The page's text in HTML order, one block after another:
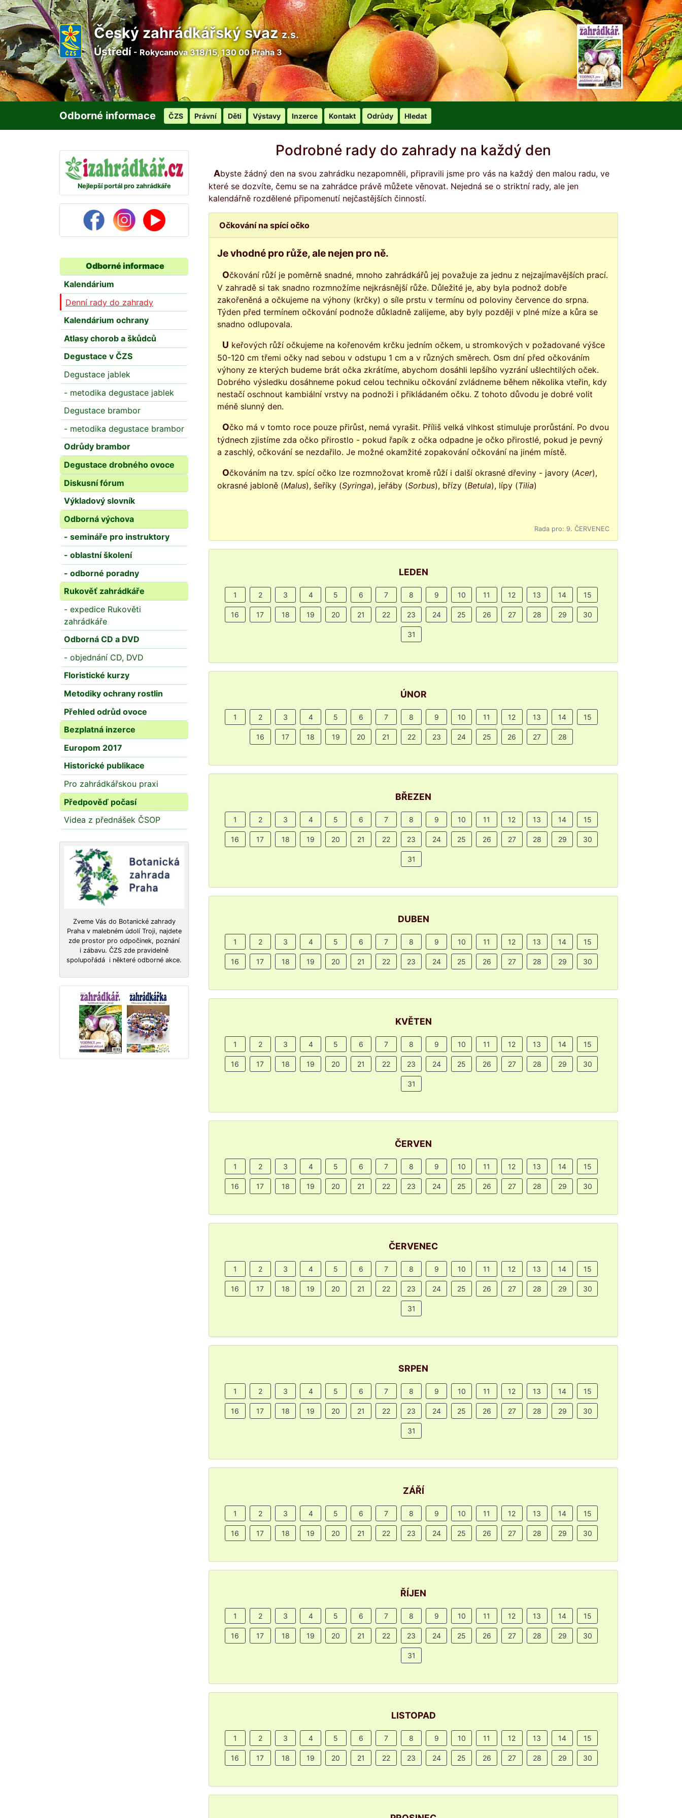
Český zahrádkářský svazz.s.
Ústředí - Rokycanova 318/15, 130 00 Praha 3
Odborné informace ČZS Právní Děti Výstavy Inzerce Kontakt Odrůdy Hledat
Nejlepší portál pro zahrádkáře
Odborné informace
Kalendárium
Denní rady do zahrady
Kalendárium ochrany
Atlasy chorob a škůdců
Degustace v ČZS
Degustace jablek
- metodika degustace jablek
Degustace brambor
- metodika degustace brambor
Odrůdy brambor
Degustace drobného ovoce
Diskusní fórum
Výkladový slovník
Odborná výchova
- semináře pro instruktory
- oblastní školení
- odborné poradny
Rukověť zahrádkáře
- expedice Rukověti
zahrádkáře
Odborná CD a DVD
- objednání CD, DVD
Floristické kurzy
Metodiky ochrany rostlin
Přehled odrůd ovoce
Bezplatná inzerce
Europom 2017
Historické publikace
Pro zahrádkářskou praxi
Předpověď počasí
Videa z přednášek ČSOP
Zveme Vás do Botanické zahrady
Praha v malebném údolí Troji, najdete
zde prostor pro odpočinek, poznání
i zábavu. ČZS zde pravidelně
spolupořádá i některé odborné akce.
Podrobné rady do zahrady na každý den
Abyste žádný den na svou zahrádku nezapomněli, připravili jsme pro vás na každý den malou radu, ve
které se dozvíte, čemu se na zahrádce právě můžete věnovat. Nejedná se o striktní rady, ale jen
kalendářně rozdělené připomenutí nejčastějších činností.
Očkování na spící očko
Je vhodné pro růže, ale nejen pro ně.
Očkování růží je poměrně snadné, mnoho zahrádkářů jej považuje za jednu z nejzajímavějších prací.
V zahradě si tak snadno rozmnožíme nejkrásnější růže. Důležité je, aby byla podnož dobře
zakořeněná a očkujeme na výhony (krčky) o síle prstu v termínu od poloviny července do srpna.
Týden před termínem očkování podnože důkladně zalijeme, aby byly později v plné míze a kůra se
snadno odlupovala.
U keřových růží očkujeme na kořenovém krčku jedním očkem, u stromkových v požadované výšce
50-120 cm třemi očky nad sebou v odstupu 1 cm a v různých směrech. Osm dní před očkováním
výhony ze kterých budeme brát očka zkrátíme, abychom dosáhli lepšího vyzrání ušlechtilých oček.
Dobrého výsledku dosáhneme pokud celou techniku očkování zvládneme během několika vteřin, kdy
nestačí oschnout kambiální vrstvy na podnoži i přikládaném očku. Z tohoto důvodu je dobré volit
méně slunný den.
Očko má v tomto roce pouze přirůst, nemá vyrašit. Příliš velká vlhkost stimuluje prorůstání. Po dvou
týdnech zjistíme zda očko přirostlo - pokud řapík z očka odpadne je očko přirostlé, pokud je pevný
a zaschlý, očkování se nezdařilo. Je možné okamžité zopakování očkování na jiném místě.
Očkováním na tzv. spící očko lze rozmnožovat kromě růží i další okrasné dřeviny - javory (Acer),
okrasné jabloně (Malus), šeříky (Syringa), jeřáby (Sorbus), břízy (Betula), lípy (Tilia)
Rada pro: 9. ČERVENEC
LEDEN
1 2 3 4 5 6 7 8 9 10 11 12 13 14 15
16 17 18 19 20 21 22 23 24 25 26 27 28 29 30
31
ÚNOR
1 2 3 4 5 6 7 8 9 10 11 12 13 14 15
16 17 18 19 20 21 22 23 24 25 26 27 28
BŘEZEN
1 2 3 4 5 6 7 8 9 10 11 12 13 14 15
16 17 18 19 20 21 22 23 24 25 26 27 28 29 30
31
DUBEN
1 2 3 4 5 6 7 8 9 10 11 12 13 14 15
16 17 18 19 20 21 22 23 24 25 26 27 28 29 30
KVĚTEN
1 2 3 4 5 6 7 8 9 10 11 12 13 14 15
16 17 18 19 20 21 22 23 24 25 26 27 28 29 30
31
ČERVEN
1 2 3 4 5 6 7 8 9 10 11 12 13 14 15
16 17 18 19 20 21 22 23 24 25 26 27 28 29 30
ČERVENEC
1 2 3 4 5 6 7 8 9 10 11 12 13 14 15
16 17 18 19 20 21 22 23 24 25 26 27 28 29 30
31
SRPEN
1 2 3 4 5 6 7 8 9 10 11 12 13 14 15
16 17 18 19 20 21 22 23 24 25 26 27 28 29 30
31
ZÁŘÍ
1 2 3 4 5 6 7 8 9 10 11 12 13 14 15
16 17 18 19 20 21 22 23 24 25 26 27 28 29 30
ŘÍJEN
1 2 3 4 5 6 7 8 9 10 11 12 13 14 15
16 17 18 19 20 21 22 23 24 25 26 27 28 29 30
31
LISTOPAD
1 2 3 4 5 6 7 8 9 10 11 12 13 14 15
16 17 18 19 20 21 22 23 24 25 26 27 28 29 30